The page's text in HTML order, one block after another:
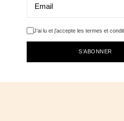
J'ai lu et j'accepte les termes et
S’ABONNER